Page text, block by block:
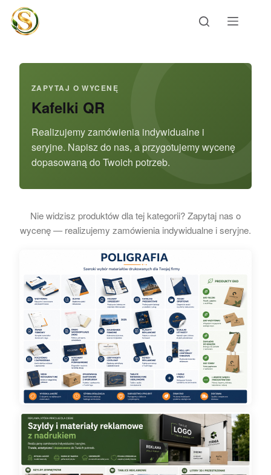
Przejdź
treści
ZAPYTAJ O WYCENĘ
Kafelki QR
Realizujemy zamówienia indywidualne i
seryjne. Napisz do nas, a przygotujemy wycenę
dopasowaną do Twoich potrzeb.
Nie widzisz produktów dla tej kategorii? Zapytaj nas o
wycenę — realizujemy zamówienia indywidualne i seryjne.